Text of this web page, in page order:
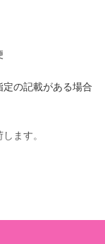
定の記載がある場合
ます。